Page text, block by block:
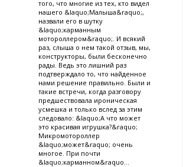
того, что многие из тех, кто видел
нашего &laquo;Малыша&raquo;,
назвали его в шутку
&laquo;карманным
мотороллером&raquo;. И всякий
раз, слыша о нем такой отзыв, мы,
конструкторы, были бесконечно
рады. Ведь это лишний раз
подтверждало то, что найденное
нами решение правильно. Были и
такие встречи, когда разговору
предшествовала ироническая
усмешка и только вслед за этим
следовало: &laquo;А что может
это красивая игрушка?&raquo;
Микромотороллер
&laquo;может&raquo; очень
многое. При почти
&laquo;карманном&raquo...